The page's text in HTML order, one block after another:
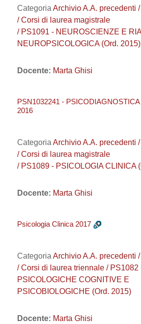
Categoria Archivio A.A. precedenti
/ Corsi di laurea magistrale
/ PS1091 - NEUROSCIENZE E
NEUROPSICOLOGICA (Ord. 2015)
Docente: Marta Ghisi
PSN1032241 -
2016
Categoria Archivio A.A. precedenti
/ Corsi di laurea magistrale
/ PS1089 - PSICOLOGIA CLINICA
Docente: Marta Ghisi
Psicologia Clinica 2017
Categoria Archivio A.A. precedenti
/ Corsi di laurea triennale / PS1082
PSICOLOGICHE COGNITIVE E
PSICOBIOLOGICHE (Ord. 2015)
Docente: Marta Ghisi